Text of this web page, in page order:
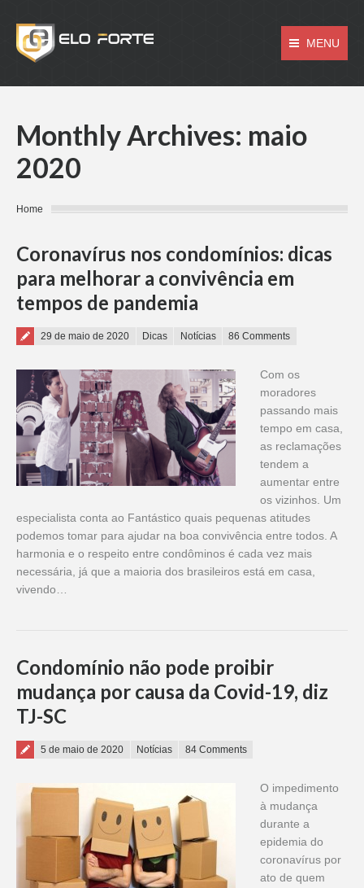
MENU
Monthly Archives: maio
2020
You are here:
Home
Coronavírus nos condomínios: dicas
para melhorar a convivência em
tempos de pandemia
Posted on
29 de maio de 2020 Dicas Notícias 86 Comments
Com os
moradores
passando mais
tempo em casa,
as reclamações
tendem a
aumentar entre
os vizinhos. Um
especialista conta ao Fantástico quais pequenas atitudes
podemos tomar para ajudar na boa convivência entre todos. A
harmonia e o respeito entre condôminos é cada vez mais
necessária, já que a maioria dos brasileiros está em casa,
vivendo…
Condomínio não pode proibir
mudança por causa da Covid-19, diz
TJ-SC
Posted on
5 de maio de 2020 Notícias 84 Comments
O impedimento
à mudança
durante a
epidemia do
coronavírus por
ato de quem